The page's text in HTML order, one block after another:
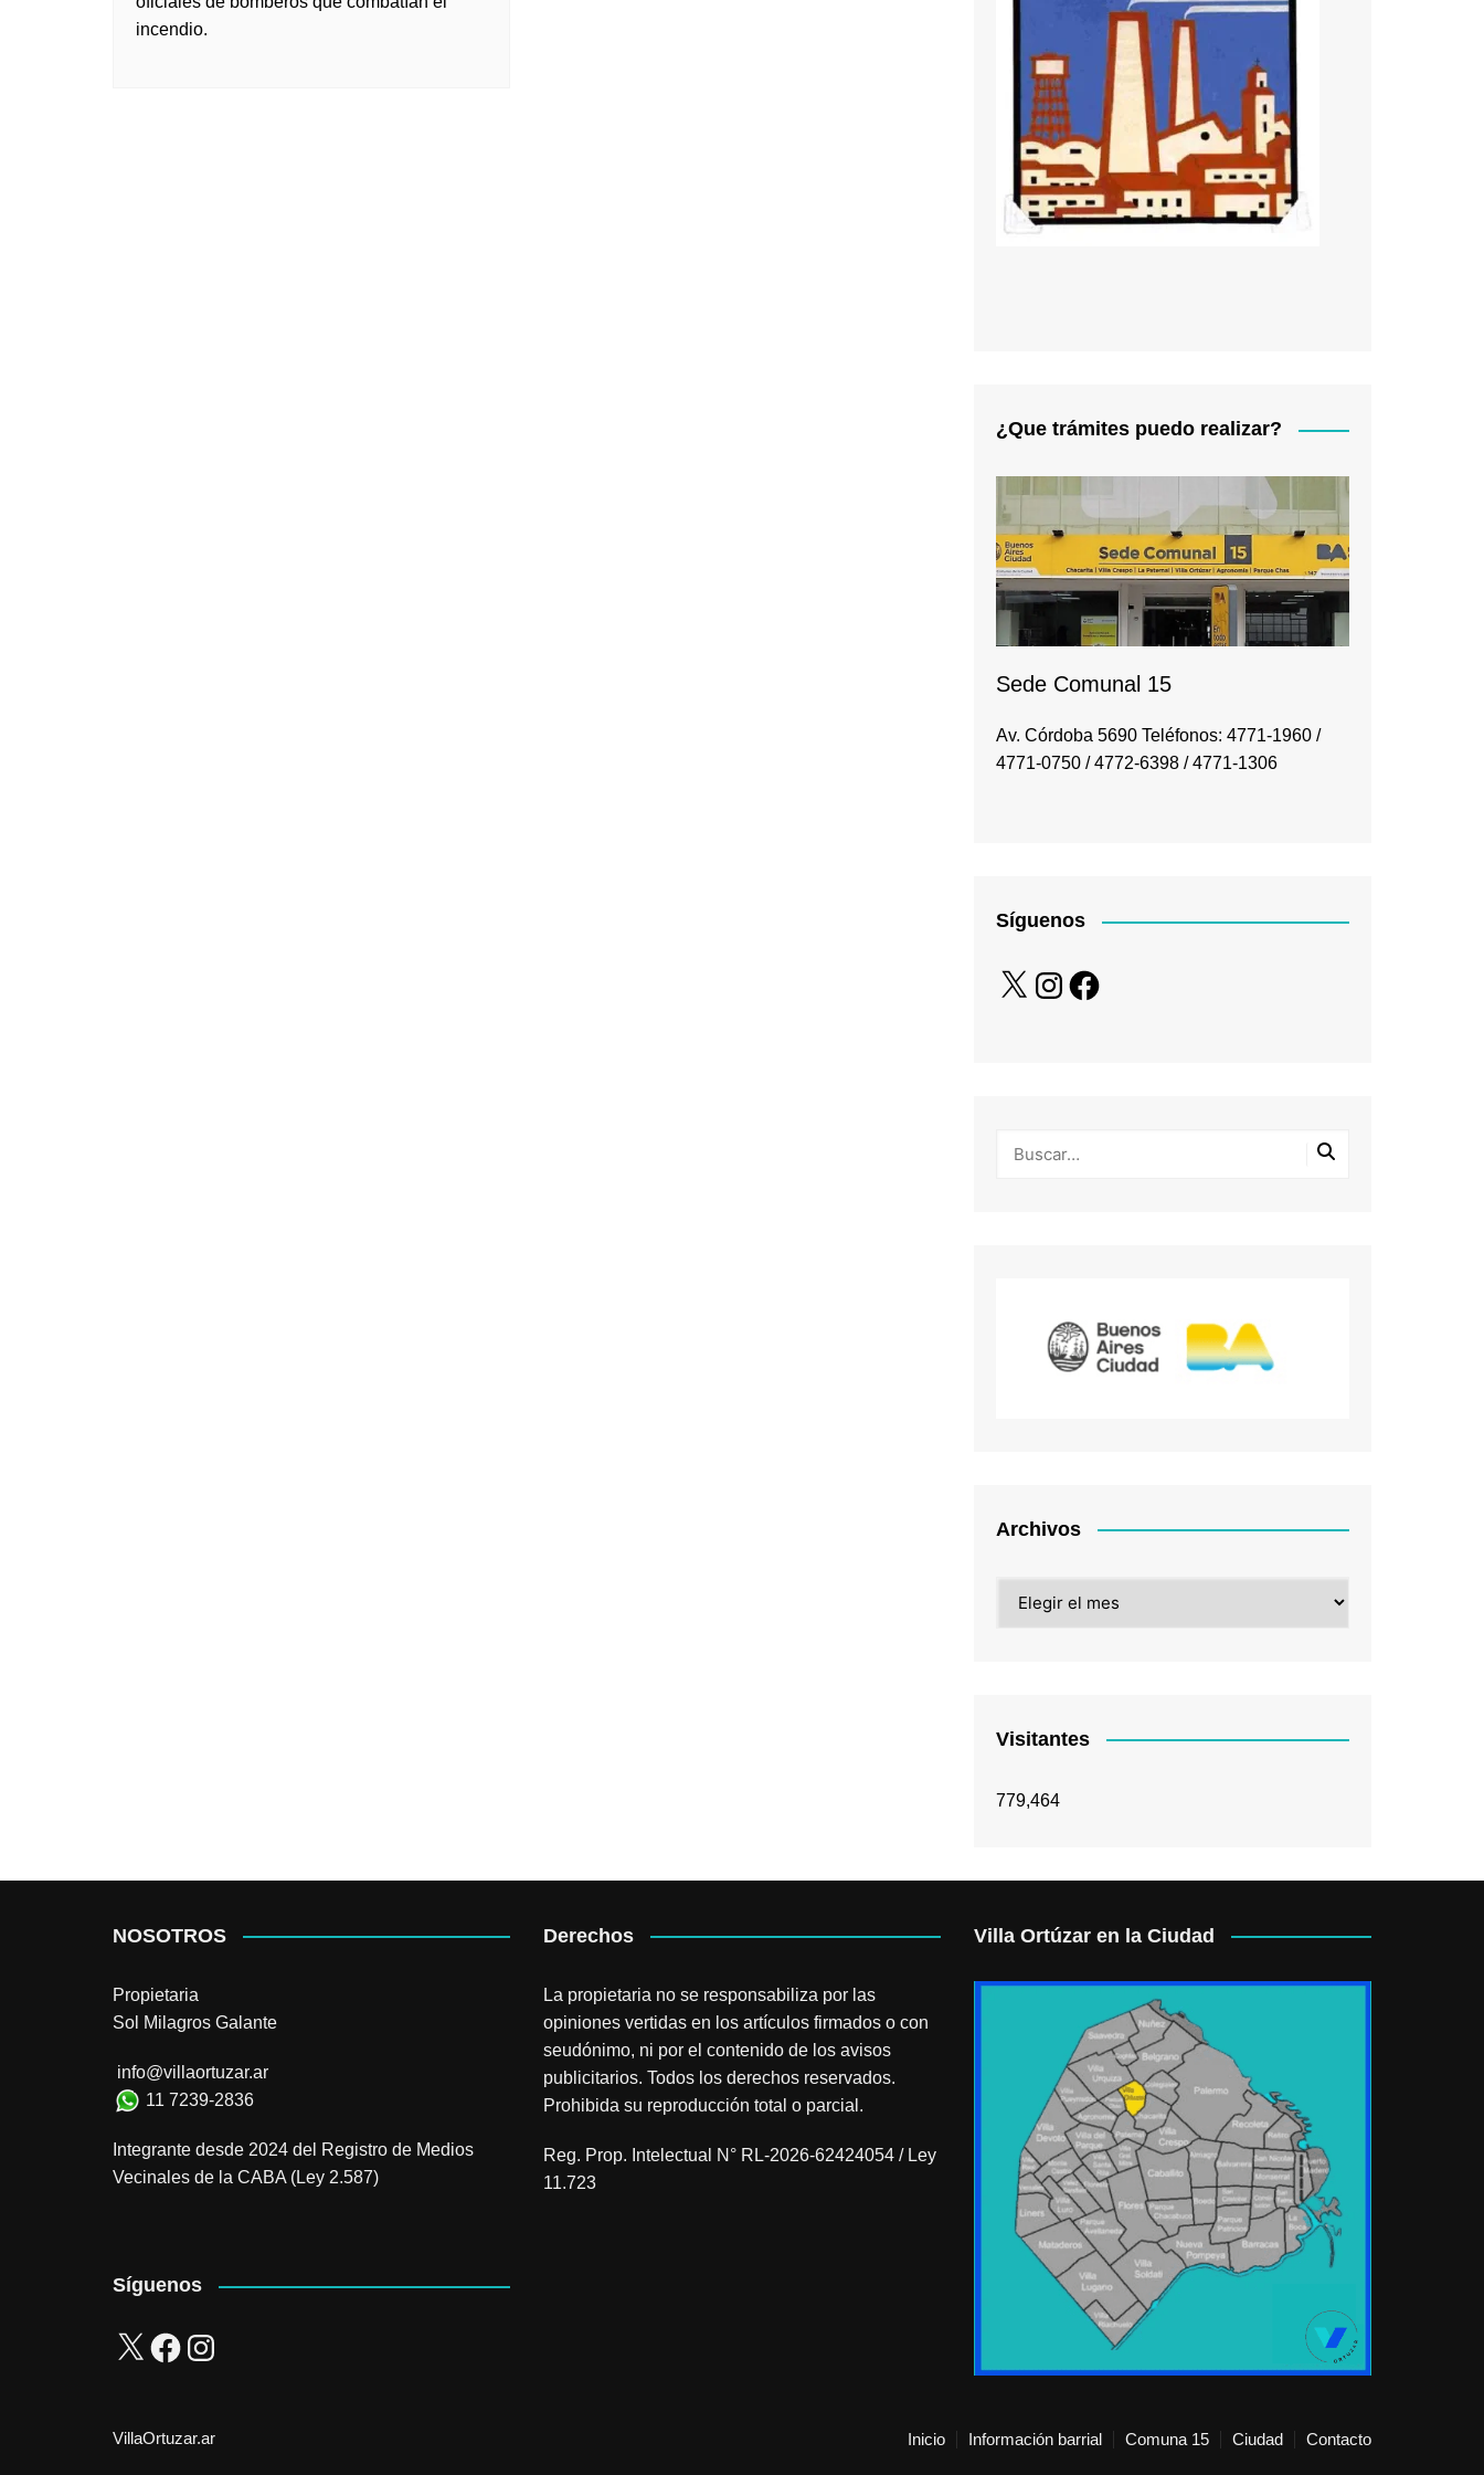
incendio.
¿Que trámites puedo realizar?
Sede Comunal 15
Av. Córdoba 5690 Teléfonos: 4771-1960 /
4771-0750 / 4772-6398 / 4771-1306
Síguenos
X InstagramFacebook
Archivos
Visitantes
779,464
NOSOTROS
Propietaria
Sol Milagros Galante
info@villaortuzar.ar
11 7239-2836
Integrante desde 2024 del Registro de Medios
Vecinales de la CABA (Ley 2.587)
Síguenos
X FacebookInstagram
Derechos
La propietaria no se responsabiliza por las
opiniones vertidas en los artículos firmados o con
seudónimo, ni por el contenido de los avisos
publicitarios. Todos los derechos reservados.
Prohibida su reproducción total o parcial.
Reg. Prop. Intelectual N° RL-2026-62424054 / Ley
11.723
Villa Ortúzar en la Ciudad
VillaOrtuzar.ar Inicio Información barrial Comuna 15 Ciudad Contacto